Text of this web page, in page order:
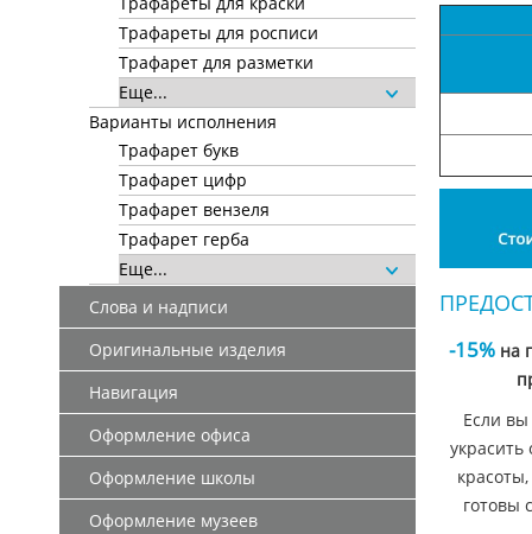
Трафареты для росписи
Трафарет для разметки
Еще...
Варианты исполнения
Трафарет букв
Трафарет цифр
Трафарет вензеля
Трафарет герба
Еще...
Слова и надписи
Оригинальные изделия
Навигация
Оформление офиса
Оформление школы
Оформление музеев
-15%на
Если вы
украсить
готовы